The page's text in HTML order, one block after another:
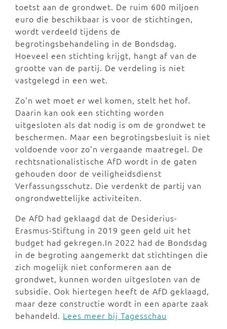
toetst aan de grondwet. De ruim 600 miljoen
euro die beschikbaar is voor de stichtingen,
wordt verdeeld tijdens de
begrotingsbehandeling in de Bondsdag.
Hoeveel een stichting krijgt, hangt af van de
grootte van de partij. De verdeling is niet
vastgelegd in een wet.
Zo'n wet moet er wel komen, stelt het hof.
Daarin kan ook een stichting worden
uitgesloten als dat nodig is om de grondwet te
beschermen. Maar een begrotingsbesluit is niet
voldoende voor zo'n vergaande maatregel. De
rechtsnationalistische AfD wordt in de gaten
gehouden door de veiligheidsdienst
Verfassungsschutz. Die verdenkt de partij van
ongrondwettelijke activiteiten.
De AfD had geklaagd dat de Desiderius-
Erasmus-Stiftung in 2019 geen geld uit het
budget had gekregen.In 2022 had de Bondsdag
in de begroting aangemerkt dat stichtingen die
zich mogelijk niet conformeren aan de
grondwet, kunnen worden uitgesloten van de
subsidie. Ook hiertegen heeft de AfD geklaagd,
maar deze constructie wordt in een aparte zaak
behandeld. Lees meer bij Tagesschau